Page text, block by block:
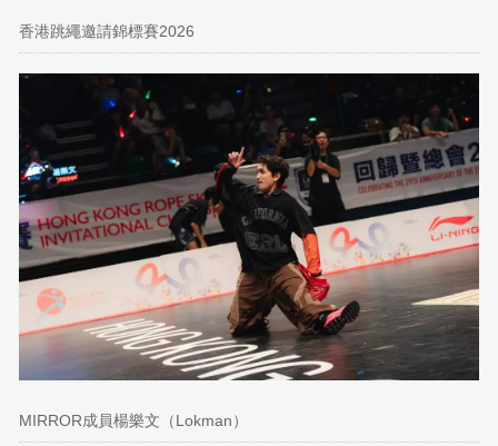
香港跳繩邀請錦標賽2026
MIRROR成員楊樂文（Lokman）